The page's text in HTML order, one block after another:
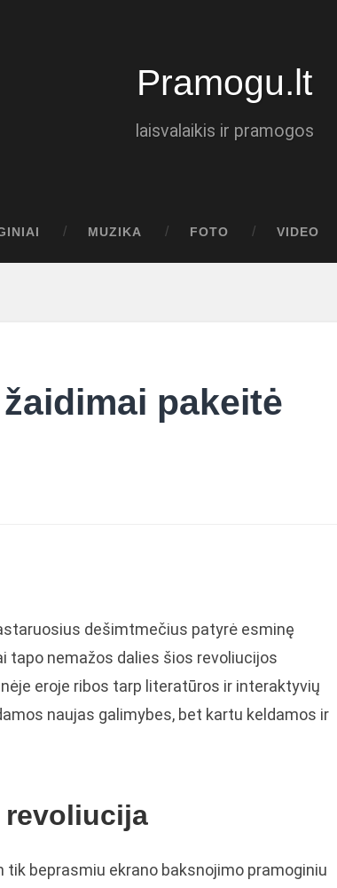
Pramogu.lt
laisvalaikis ir pramogos
MUZIKA FOTO VIDEO
pakeitė
dešimtmečius patyrė esminę
tapo nemažos dalies šios revoliucijos
eroje ribos tarp literatūros ir interaktyvių
naujas galimybes, bet kartu keldamos ir
revoliucija
tik beprasmiu ekrano baksnojimo pramoginiu